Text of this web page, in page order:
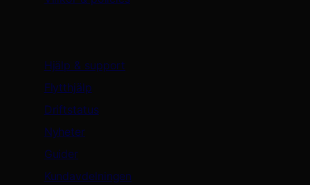
Hjälp & support
Flytthjälp
Driftstatus
Nyheter
Guider
Kundavdelningen